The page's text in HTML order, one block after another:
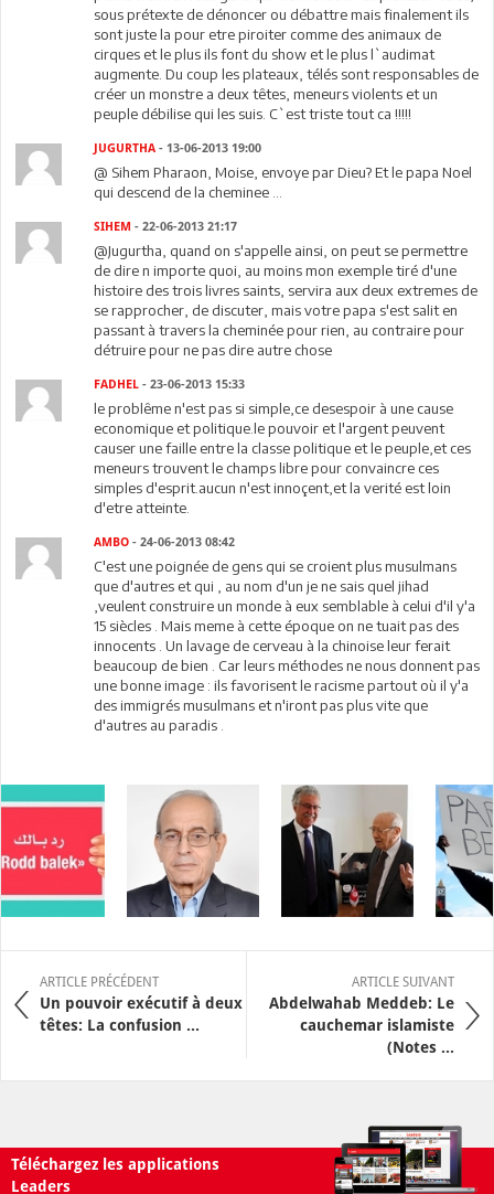
sous prétexte de dénoncer ou débattre mais finalement ils
sont juste la pour etre piroiter comme des animaux de
cirques et le plus ils font du show et le plus l`audimat
augmente. Du coup les plateaux, télés sont responsables de
créer un monstre a deux têtes, meneurs violents et un
peuple débilise qui les suis. C`est triste tout ca !!!!!
JUGURTHA - 13-06-2013 19:00
@ Sihem Pharaon, Moise, envoye par Dieu? Et le papa Noel
qui descend de la cheminee ...
SIHEM - 22-06-2013 21:17
@Jugurtha, quand on s'appelle ainsi, on peut se permettre
de dire n importe quoi, au moins mon exemple tiré d'une
histoire des trois livres saints, servira aux deux extremes de
se rapprocher, de discuter, mais votre papa s'est salit en
passant à travers la cheminée pour rien, au contraire pour
détruire pour ne pas dire autre chose
FADHEL - 23-06-2013 15:33
le problême n'est pas si simple,ce desespoir à une cause
economique et politique.le pouvoir et l'argent peuvent
causer une faille entre la classe politique et le peuple,et ces
meneurs trouvent le champs libre pour convaincre ces
simples d'esprit.aucun n'est innoçent,et la verité est loin
d'etre atteinte.
AMBO - 24-06-2013 08:42
C'est une poignée de gens qui se croient plus musulmans
que d'autres et qui , au nom d'un je ne sais quel jihad
,veulent construire un monde à eux semblable à celui d'il y'a
15 siècles . Mais meme à cette époque on ne tuait pas des
innocents . Un lavage de cerveau à la chinoise leur ferait
beaucoup de bien . Car leurs méthodes ne nous donnent pas
une bonne image : ils favorisent le racisme partout où il y'a
des immigrés musulmans et n'iront pas plus vite que
d'autres au paradis .
ARTICLE PRÉCÉDENT
Un pouvoir exécutif à deux
têtes: La confusion ...
ARTICLE SUIVANT
Abdelwahab Meddeb: Le
cauchemar islamiste
(Notes ...
Téléchargez les applications
Leaders